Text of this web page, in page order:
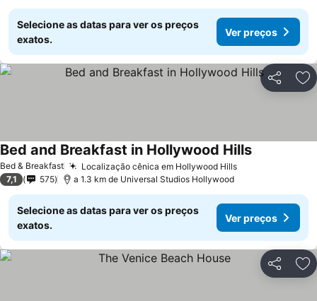
Selecione as datas para ver os preços
exatos.
Ver preços
Partilhar
Bed & Breakfast Localização cênica em Hollywood Hills
Bed and Breakfast in Hollywood Hills
7,1 575 a 1.3 km de Universal Studios Hollywood
Selecione as datas para ver os preços
exatos.
Ver preços
Partilhar